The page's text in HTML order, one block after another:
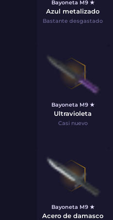
Bayoneta M9 ★
Azul metalizado
Bastante desgastado
Bayoneta M9 ★
Ultravioleta
Casi nuevo
Bayoneta M9 ★
Acero de damasco